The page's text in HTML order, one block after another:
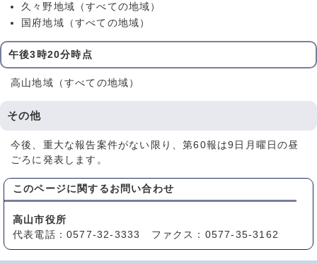
久々野地域（すべての地域）
国府地域（すべての地域）
午後3時20分時点
高山地域（すべての地域）
その他
今後、重大な報告案件がない限り、第60報は9日月曜日の昼
ごろに発表します。
このページに関する お問い合わせ
高山市役所
代表電話：0577-32-3333 ファクス：0577-35-3162